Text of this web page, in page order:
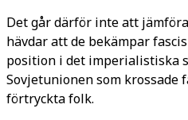
Det går därför inte att
hävdar att de bekämpar
position i det imperialistiska
Sovjetunionen som krossade
förtryckta folk.